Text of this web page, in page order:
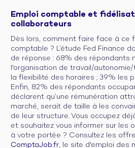
Emploi comptable et
collaborateurs
Dès lors, comment faire face à ce
comptable ? L’étude Fed Finance
de réponse : 68% des répondants
l'organisation de travail/autonomie/
la flexibilité des horaires ; 39% les
Enfin, 82% des répondants
déclarent qu’une rémunération
marché, serait de taille à les
de leur structure. Vous occupez
et souhaitez vous informer sur les
à votre portée ? Consultez les
ComptaJob.fr, le site d'emploi des